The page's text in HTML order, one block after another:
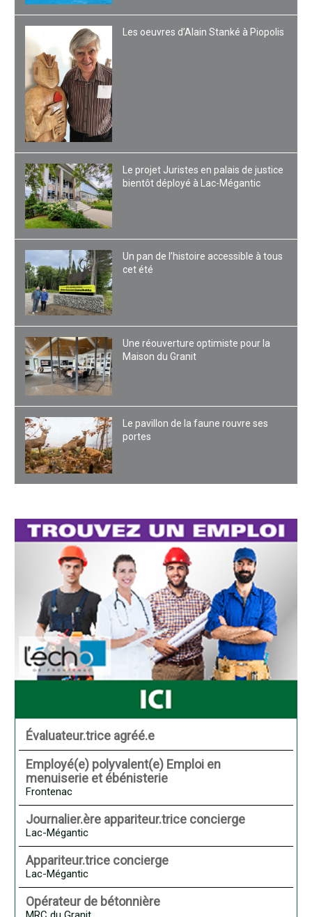
Les oeuvres d’Alain Stanké à Piopolis
Le projet Juristes en palais de justice
bientôt déployé à Lac-Mégantic
Un pan de l’histoire accessible à tous
cet été
Une réouverture optimiste pour la
Maison du Granit
Le pavillon de la faune rouvre ses
portes
Évaluateur.trice agréé.e
Employé(e) polyvalent(e) Emploi en
menuiserie et ébénisterie
Frontenac
Journalier.ère appariteur.trice concierge
Lac-Mégantic
Appariteur.trice concierge
Lac-Mégantic
Opérateur de bétonnière